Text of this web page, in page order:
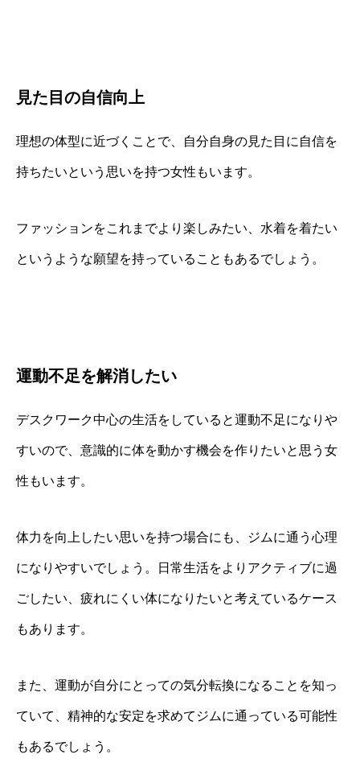
見た目の自信向上
理想の体型に近づくことで、自分自身の見た目に自信を
持ちたいという思いを持つ女性もいます。
ファッションをこれまでより楽しみたい、水着を着たい
というような願望を持っていることもあるでしょう。
運動不足を解消したい
デスクワーク中心の生活をしていると運動不足になりや
すいので、意識的に体を動かす機会を作りたいと思う女
性もいます。
体力を向上したい思いを持つ場合にも、ジムに通う心理
になりやすいでしょう。日常生活をよりアクティブに過
ごしたい、疲れにくい体になりたいと考えているケース
もあります。
また、運動が自分にとっての気分転換になることを知っ
ていて、精神的な安定を求めてジムに通っている可能性
もあるでしょう。